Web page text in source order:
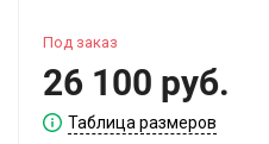
Под заказ
26 100 руб.
Таблица размеров